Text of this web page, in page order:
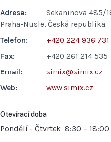
Adresa:
Sekaninova 485/
Praha-Nusle, Česká republika
Telefon:
+420 224 936 731
Fax:
+420 261 214 535
Email:
simix@simix.cz
Web:
www.simix.cz
Otevírací doba
Pondělí - Čtvrtek 8:30 – 18:00